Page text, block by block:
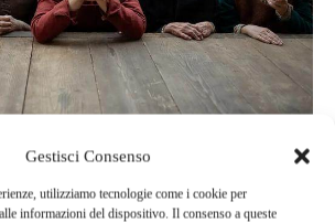
Gestisci Consenso
utilizziamo tecnologie come i cookie per
informazioni del dispositivo. Il consenso a queste